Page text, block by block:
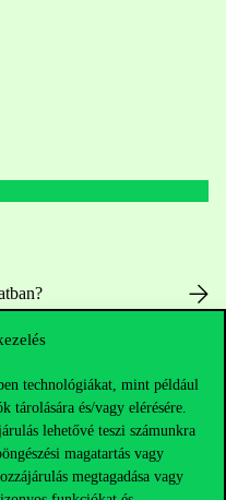
technológiákat, mint például
tárolására és/vagy elérésére.
lehetővé teszi számunkra
magatartás vagy
megtagadása vagy